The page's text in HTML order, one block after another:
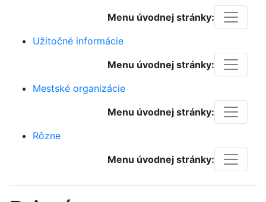
Menu úvodnej stránky:
Užitočné informácie
Menu úvodnej stránky:
Mestské organizácie
Menu úvodnej stránky:
Rôzne
Menu úvodnej stránky: